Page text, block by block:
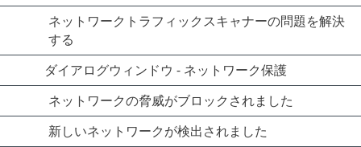
ネットワークトラフィックスキャナーの問題を解決
する
ダイアログウィンドウ - ネットワーク保護
ネットワークの脅威がブロックされました
新しいネットワークが検出されました